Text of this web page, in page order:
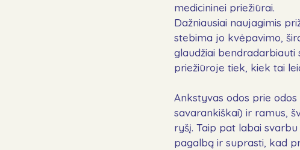
medicininei priežiūrai.
Dažniausiai naujagimis
stebima jo kvėpavimo,
glaudžiai bendradarbiauti
priežiūroje tiek, kiek tai
Ankstyvas odos prie
savarankiškai) ir ramus,
ryšį. Taip pat labai
pagalbą ir suprasti, kad